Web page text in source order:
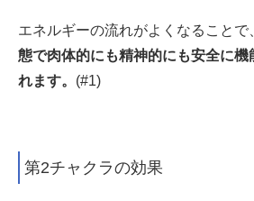
エネルギーの流れがよくなることで
態で肉体的にも精神的にも安全に機
れます。 (#1)
第2チャクラの効果